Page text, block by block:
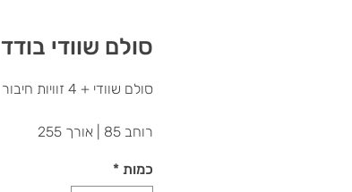
סולם שוודי בודד
סולם שוודי + 4 זוויות חיבור
רוחב 85 | אורך 255
כמות *